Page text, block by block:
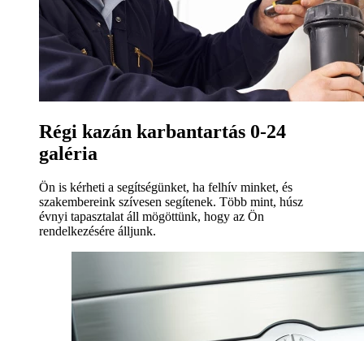
Régi kazán karbantartás 0-24
galéria
Ön is kérheti a segítségünket, ha felhív minket, és
szakembereink szívesen segítenek. Több mint, húsz
évnyi tapasztalat áll mögöttünk, hogy az Ön
rendelkezésére álljunk.